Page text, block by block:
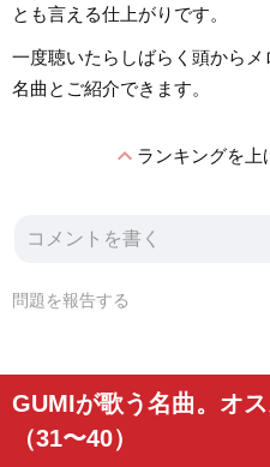
とも言える仕上がりです。
一度聴いたらしばらく頭から
名曲とご紹介できます。
expand_lessランキングを上
問題を報告する
GUMIが歌う名曲。オ
（31〜40）